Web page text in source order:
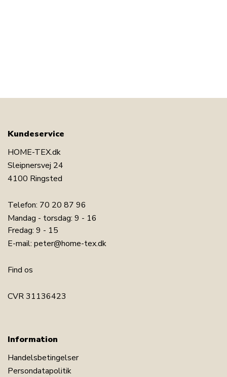
Kundeservice
HOME-TEX.dk
Sleipnersvej 24
4100 Ringsted
Telefon: 70 20 87 96
Mandag - torsdag: 9 - 16
Fredag: 9 - 15
E-mail: peter@home-tex.dk
Find os
CVR 31136423
Information
Handelsbetingelser
Persondatapolitik